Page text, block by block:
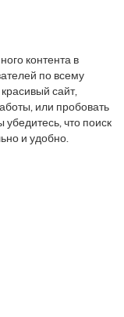
контента в
по всему
сайт,
или пробовать
что поиск
и удобно.